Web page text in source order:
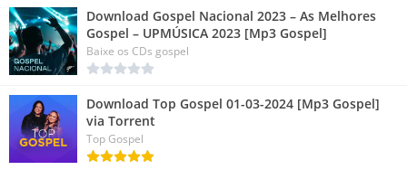
Download Gospel Nacional 2023 – As Melhores
Gospel – UPMÚSICA 2023 [Mp3 Gospel]
Baixe os CDs gospel
Download Top Gospel 01-03-2024 [Mp3 Gospel]
via Torrent
Top Gospel